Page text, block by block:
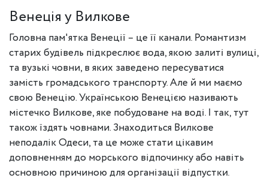
Венеція у Вилкове
Головна пам'ятка Венеції – це її канали. Романтизм
старих будівель підкреслює вода, якою залиті вулиці,
та вузькі човни, в яких заведено пересуватися
замість громадського транспорту. Але й ми маємо
свою Венецію. Українською Венецією називають
містечко Вилкове, яке побудоване на воді. І так, тут
також їздять човнами. Знаходиться Вилкове
неподалік Одеси, та це може стати цікавим
доповненням до морського відпочинку або навіть
основною причиною для організації відпустки.